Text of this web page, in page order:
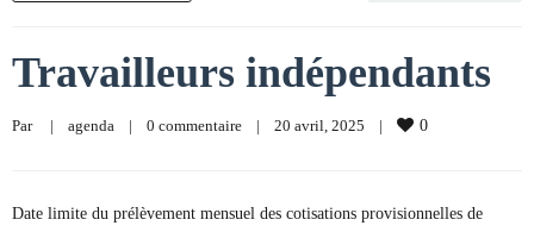
Travailleurs indépendants
Par | agenda | 0 commentaire | 20 avril, 2025 | 0
Date limite du prélèvement mensuel des cotisations provisionnelles de